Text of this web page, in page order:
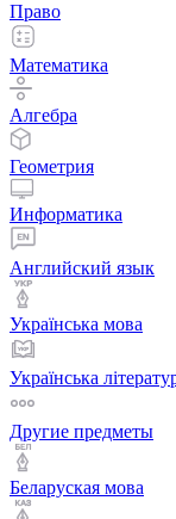
Право
Математика
Алгебра
Геометрия
Информатика
Английский язык
Українська мова
Українська
Другие предметы
Беларуская мова